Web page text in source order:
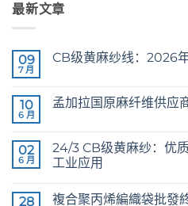
最新文章
09
7 月
CB级黄麻纱线：2026
Jute
Yarn:
Guide
to
24/3
Configurations
论
10
6 月
孟加拉国原麻纤维供应
Fibre
Supplier
Bangladesh
02
6 月
24/3 CB级黄麻纱：优
工业应用
Grade
论
28 複合聚丙烯編織袋批發